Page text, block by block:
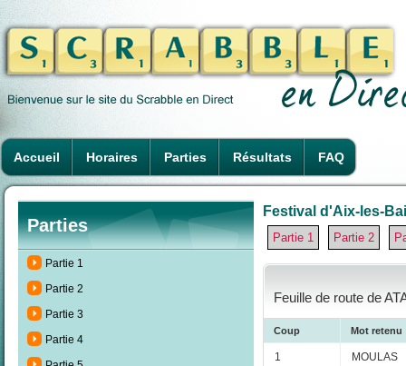
Accueil Horaires Parties Résultats FAQ
Parties
Partie 1
Partie 2
Partie 3
Partie 4
Festival d'Aix-les-
Partie 1 Partie 2
Feuille de route de
Coup Mot retenu
1 MOULAS